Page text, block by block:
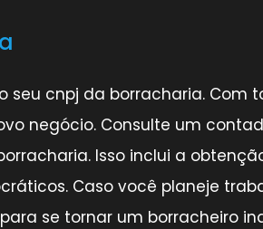
seu cnpj da borracharia. Com
negócio. Consulte um
Isso inclui a
Caso você planeje
se tornar um borracheiro